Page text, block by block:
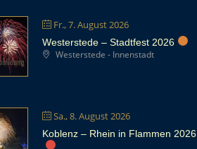
Fr., 7. August 2026
Westerstede – Stadtfest 2026
Westerstede - Innenstadt
Sa., 8. August 2026
Koblenz – Rhein in Flammen 2026